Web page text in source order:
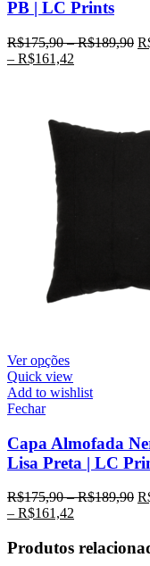
PB | LC Prints
R$175,90–R$189,90
– R$161,42
Ver opções
Quick view
Add to wishlist
Fechar
Capa Almofada
Lisa Preta | LC
R$175,90–R$189,90
– R$161,42
Produtos